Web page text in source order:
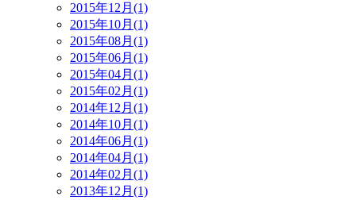
2015年12月(1)
2015年10月(1)
2015年08月(1)
2015年06月(1)
2015年04月(1)
2015年02月(1)
2014年12月(1)
2014年10月(1)
2014年06月(1)
2014年04月(1)
2014年02月(1)
2013年12月(1)